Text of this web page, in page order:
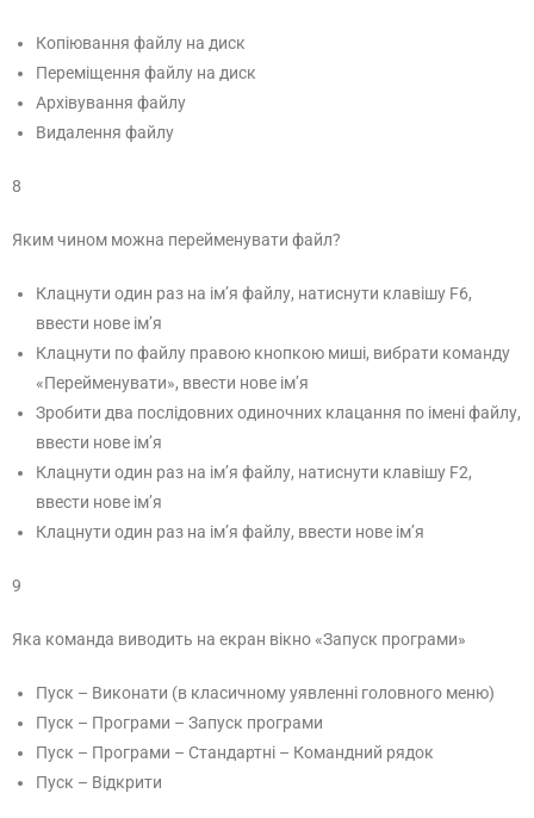
Копіювання файлу на диск
Переміщення файлу на диск
Архівування файлу
Видалення файлу
8
Яким чином можна перейменувати файл?
Клацнути один раз на ім’я файлу, натиснути клавішу F6,
ввести нове ім’я
Клацнути по файлу правою кнопкою миші, вибрати команду
«Перейменувати», ввести нове ім’я
Зробити два послідовних одиночних клацання по імені файлу,
ввести нове ім’я
Клацнути один раз на ім’я файлу, натиснути клавішу F2,
ввести нове ім’я
Клацнути один раз на ім’я файлу, ввести нове ім’я
9
Яка команда виводить на екран вікно «Запуск програми»
Пуск – Виконати (в класичному уявленні головного меню)
Пуск – Програми – Запуск програми
Пуск – Програми – Стандартні – Командний рядок
Пуск – Відкрити